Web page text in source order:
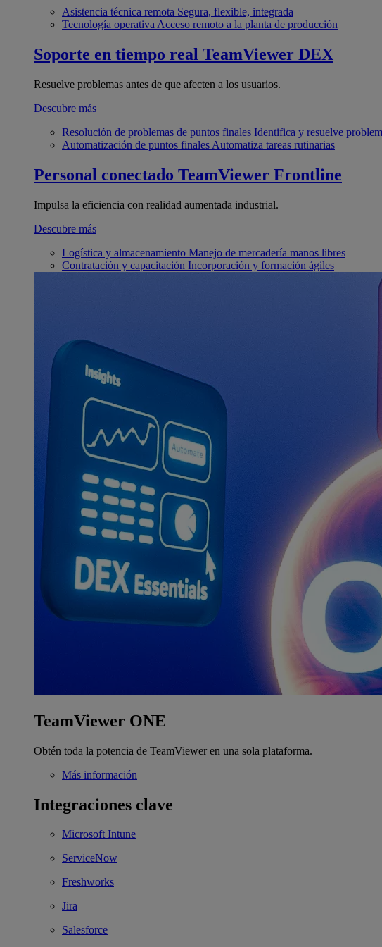
Asistencia técnica remota Segura, flexible, integrada
Tecnología operativa Acceso remoto a la planta de producción
Soporte en tiempo real TeamViewer DEX
Resuelve problemas antes de que afecten a los usuarios.
Descubre más
Resolución de problemas de puntos finales Identifica y resuelve
Automatización de puntos finales Automatiza tareas rutinarias
Personal conectado TeamViewer Frontline
Impulsa la eficiencia con realidad aumentada industrial.
Descubre más
Logística y almacenamiento Manejo de mercadería manos libres
Contratación y capacitación Incorporación y formación ágiles
TeamViewer ONE
Obtén toda la potencia de TeamViewer en una sola plataforma.
Más información
Integraciones clave
Microsoft Intune
ServiceNow
Freshworks
Jira
Salesforce